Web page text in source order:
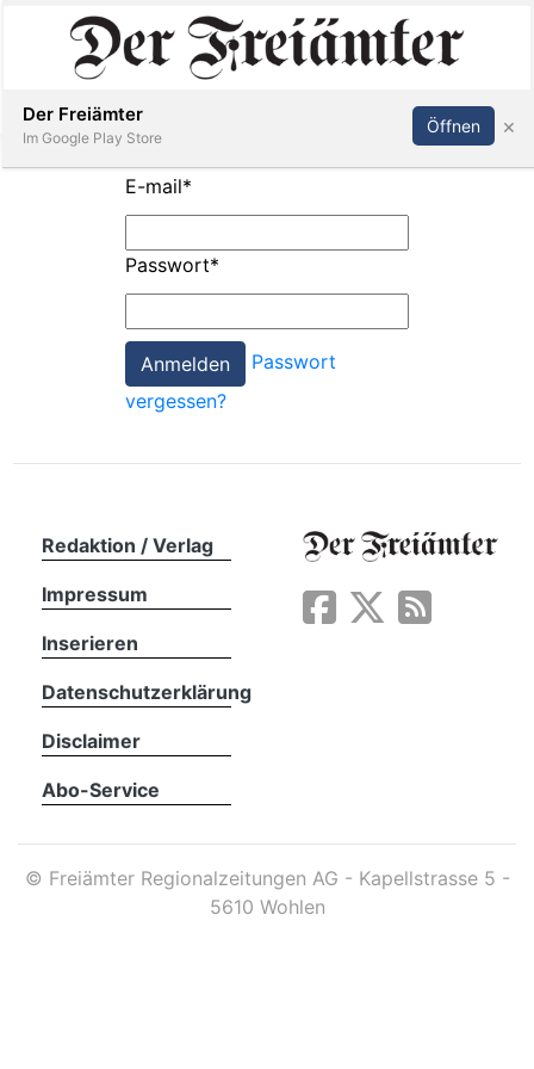
Paper
App
Inserieren Abonnieren Anmelden
E-mail*
Passwort*
Passwort
vergessen?
Redaktion / Verlag
Impressum
Inserieren
Datenschutzerklärung
Disclaimer
Abo-Service
© Freiämter Regionalzeitungen AG - Kapellstrasse 5 -
5610 Wohlen
Der Freiämter
Im Google Play Store
Öffnen ×